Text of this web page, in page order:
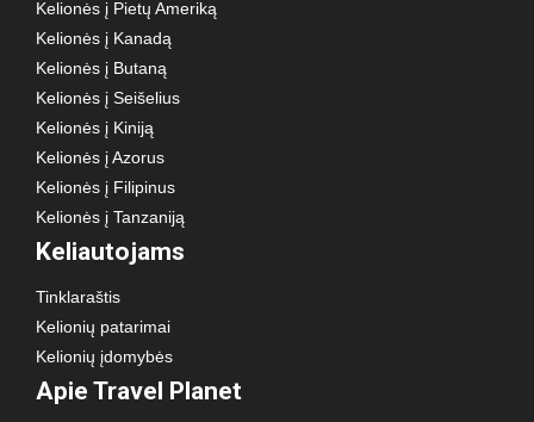
Kelionės į Pietų Ameriką
Kelionės į Kanadą
Kelionės į Butaną
Kelionės į Seišelius
Kelionės į Kiniją
Kelionės į Azorus
Kelionės į Filipinus
Kelionės į Tanzaniją
Keliautojams
Tinklaraštis
Kelionių patarimai
Kelionių įdomybės
Apie Travel Planet